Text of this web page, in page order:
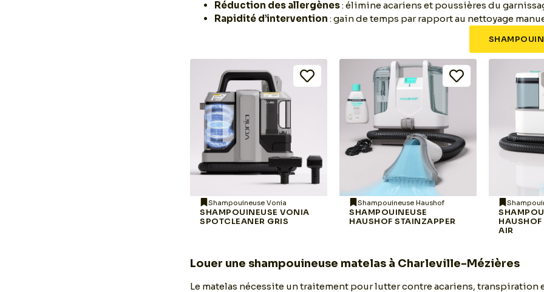
Réduction des allergènes: élimine acariens et poussières du
Rapidité d’intervention : gain de temps par rapport au nettoyage
Shampouineuse Vonia
SHAMPOUINEUSE VONIA
SPOTCLEANER GRIS
Shampouineuse Haushof
SHAMPOUINEUSE
HAUSHOF STAINZAPPER
AIR
Louer une shampouineuse matelas à Charleville-Mézières
Le matelas nécessite un traitement pour lutter contre acariens, transpiration